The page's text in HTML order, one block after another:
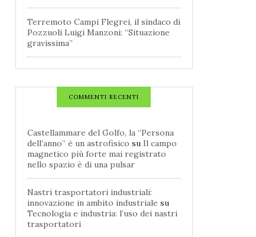
Terremoto Campi Flegrei, il sindaco di
Pozzuoli Luigi Manzoni: “Situazione
gravissima”
COMMENTI RECENTI
Castellammare del Golfo, la “Persona
dell’anno” è un astrofisico su Il campo
magnetico più forte mai registrato
nello spazio è di una pulsar
Nastri trasportatori industriali:
innovazione in ambito industriale su
Tecnologia e industria: l’uso dei nastri
trasportatori